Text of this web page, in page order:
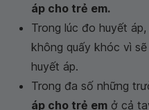
áp cho trẻ em.
Trong lúc đo huyết
không quấy khóc vì
huyết áp.
Trong đa số những
áp cho trẻ em ở cả